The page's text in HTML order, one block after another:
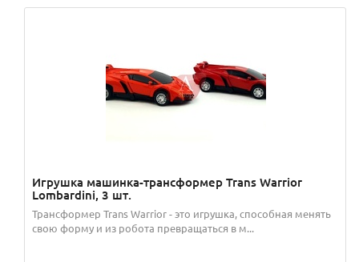
Игрушка машинка-трансформер Trans Warrior
Lombardini, 3 шт.
Трансформер Trans Warrior - это игрушка, способная менять
свою форму и из робота превращаться в м...